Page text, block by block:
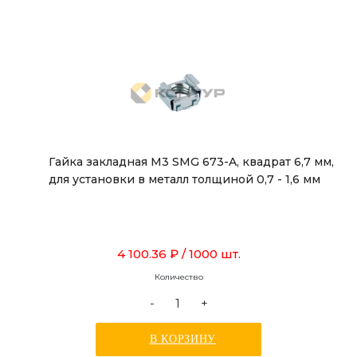
Гайка закладная М3 SMG 673-A, квадрат 6,7 мм,
для установки в металл толщиной 0,7 - 1,6 мм
4 100.36 ₽ / 1000 шт.
Количество
- +
В КОРЗИНУ